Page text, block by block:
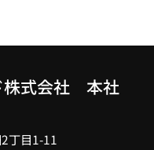
株式会社 本社
目1-11